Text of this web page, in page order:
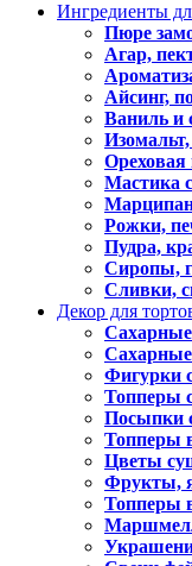
Ингредиенты
Пюре
Агар,
Айсинг,
Ваниль и
Мастика
Рожки,
Пудра,
Сиропы,
Сливки,
Декор для
Фигурки
Топперы
Посыпки
Топперы
Цветы
Фрукты,
Топперы